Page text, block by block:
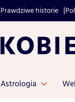
Prawdziwe historie
Astrologia